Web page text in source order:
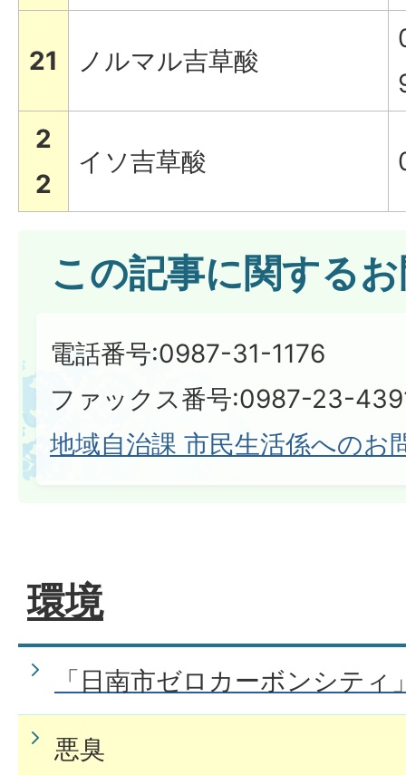
21 ノルマル吉草酸
2
2
イソ吉草酸
この記事に関する
電話番号:0987-31-1176
ファックス番号:0987-23-
地域自治課 市民生活係へのお
環境
「日南市ゼロカーボンシテ
悪臭